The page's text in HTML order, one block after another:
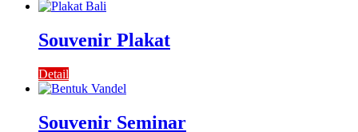
Souvenir Plakat
Detail
Souvenir Seminar